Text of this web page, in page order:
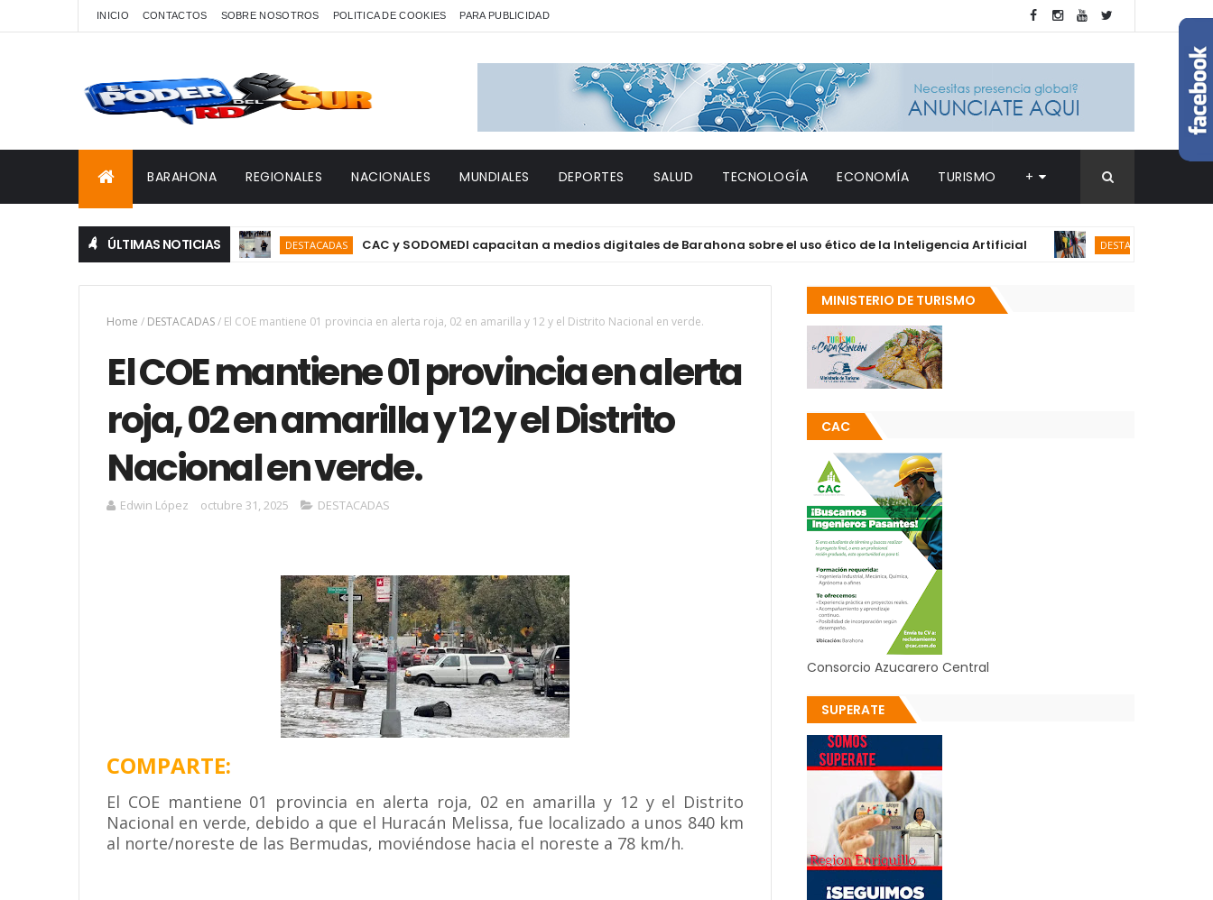
INICIO CONTACTOS SOBRE NOSOTROS POLITICA DE COOKIES PARA PUBLICIDAD
BARAHONA REGIONALES NACIONALES MUNDIALES DEPORTES SALUD TECNOLOGÍA ECONOMÍA TURISMO +
ÚLTIMAS NOTICIAS DESTACADAS CAC y SODOMEDI capacitan a medios digitales de Barahona sobre el uso ético de la Inteligencia Artificial DESTACADAS Gasolina y
Home / DESTACADAS/ El COE mantiene 01 provincia en alerta roja, 02 en amarilla y 12 y el Distrito Nacional en verde.
El COE mantiene 01 provincia en alerta
roja, 02 en amarilla y 12 y el Distrito
Nacional en verde.
Edwin López octubre 31, 2025 DESTACADAS
COMPARTE:
El COE mantiene 01 provincia en alerta roja, 02 en amarilla y 12 y el Distrito
Nacional en verde, debido a que el Huracán Melissa, fue localizado a unos 840 km
al norte/noreste de las Bermudas, moviéndose hacia el noreste a 78 km/h.
MINISTERIO DE TURISMO
CAC
Consorcio Azucarero Central
SUPERATE